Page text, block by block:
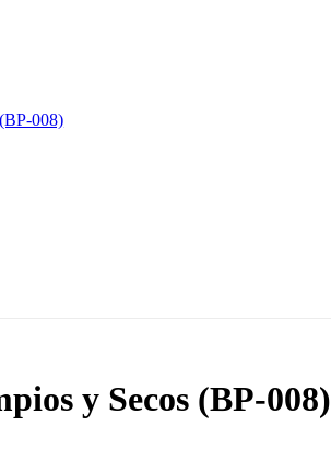
y Secos (BP-008)